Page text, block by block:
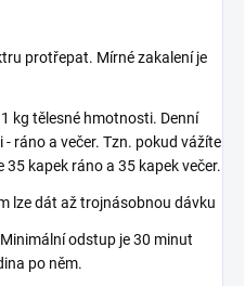
protřepat. Mírné zakalení je
kg tělesné hmotnosti. Denní
ráno a večer. Tzn. pokud vážíte
kapek ráno a 35 kapek večer.
lze dát až trojnásobnou dávku
odstup je 30 minut
po něm.